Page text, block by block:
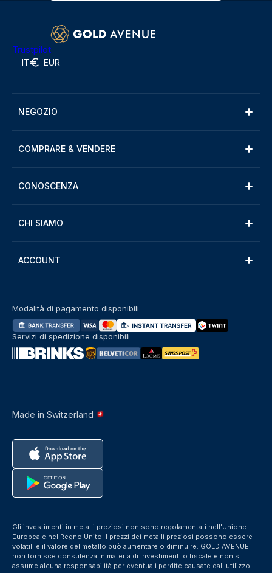
Trustpilot
IT EUR
NEGOZIO
COMPRARE & VENDERE
CONOSCENZA
CHI SIAMO
ACCOUNT
Made in Switzerland
Modalità di pagamento disponibili
Servizi di spedizione disponibili
Gli investimenti in metalli preziosi non sono regolamentati nell'Unione
Europea e nel Regno Unito. I prezzi dei metalli preziosi possono essere
volatili e il valore del metallo può aumentare o diminuire. GOLD AVENUE
non fornisce consulenza in materia di investimenti o fiscale e non si
assume alcuna responsabilità per eventuali perdite causate dall'utilizzo